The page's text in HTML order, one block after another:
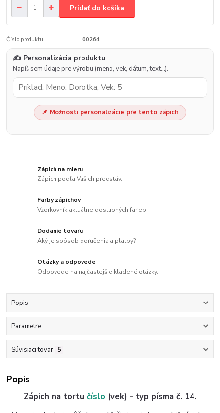
Pridať do košíka
Číslo produktu: 00264
✍️ Personalizácia produktu
Napíš sem údaje pre výrobu (meno, vek, dátum, text…).
📌 Možnosti personalizácie pre tento zápich
Zápich na mieru
Zápich podľa Vašich predstáv.
Farby zápichov
Vzorkovník aktuálne dostupných farieb.
Dodanie tovaru
Aký je spôsob doručenia a platby?
Otázky a odpovede
Odpovede na najčastejšie kladené otázky.
Popis
Parametre
Súvisiaci tovar 5
Popis
Zápich na tortu číslo (vek) - typ písma č. 14.